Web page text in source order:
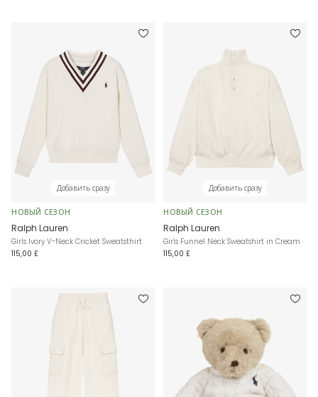
Добавить сразу
НОВЫЙ СЕЗОН
Ralph Lauren
Girls Ivory V-Neck Cricket Sweatsthirt
115,00 £
Добавить сразу
НОВЫЙ СЕЗОН
Ralph Lauren
Girls Funnel Neck Sweatshirt in Cream
115,00 £